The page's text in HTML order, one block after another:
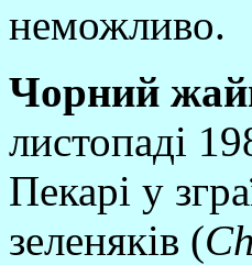
неможливо.
Чорний
листопадi
Пекарi у
зеленякiв (